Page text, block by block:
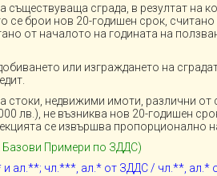
сграда, в резултат на
се брои нов 20-годишен срок,
от началото на годината на
или изграждането на
недвижими имоти, различни от
лв.), не възниква нов 20-годишен
се извършва пропорционално
Базови Примери по ЗДДС)
и ал.**; чл.***, ал.* от ЗДДС / чл.**, ал.*